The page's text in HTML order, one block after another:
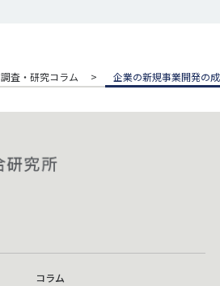
調査・研究コラム 企業の新規事業開発の
コラム